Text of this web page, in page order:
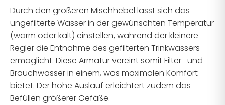
Durch den größeren Mischhebel lässt sich das
ungefilterte Wasser in der gewünschten Temperatur
(warm oder kalt) einstellen, während der kleinere
Regler die Entnahme des gefilterten Trinkwassers
ermöglicht. Diese Armatur vereint somit Filter- und
Brauchwasser in einem, was maximalen Komfort
bietet. Der hohe Auslauf erleichtert zudem das
Befüllen größerer Gefäße.